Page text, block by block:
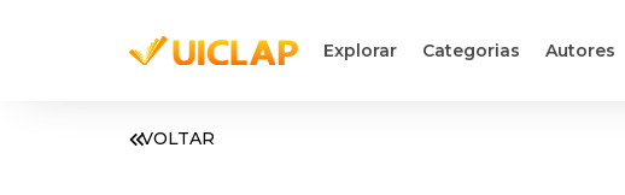
Explorar Categorias Autores
VOLTAR